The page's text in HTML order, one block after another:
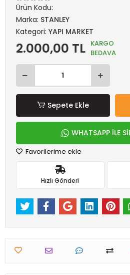
Ürün Kodu:
Marka: STANLEY
Kategori: YAPI MARKET
2.000,00 TL KARGO
BEDAVA
Sepete Ekle
WHATSAPP İLE
Favorilerime ekle
Hızlı Gönderi